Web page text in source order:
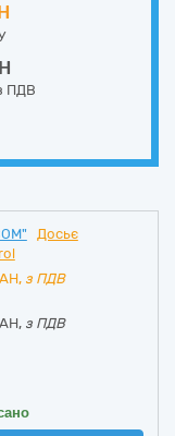
ПДВ
Досьє
з ПДВ
з ПДВ